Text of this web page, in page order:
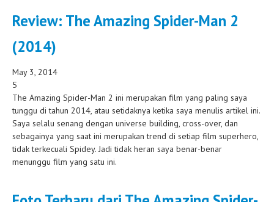
Review: The Amazing Spider-Man 2
(2014)
May 3, 2014
5
The Amazing Spider-Man 2 ini merupakan film yang paling saya
tunggu di tahun 2014, atau setidaknya ketika saya menulis artikel ini.
Saya selalu senang dengan universe building, cross-over, dan
sebagainya yang saat ini merupakan trend di setiap film superhero,
tidak terkecuali Spidey. Jadi tidak heran saya benar-benar
menunggu film yang satu ini.